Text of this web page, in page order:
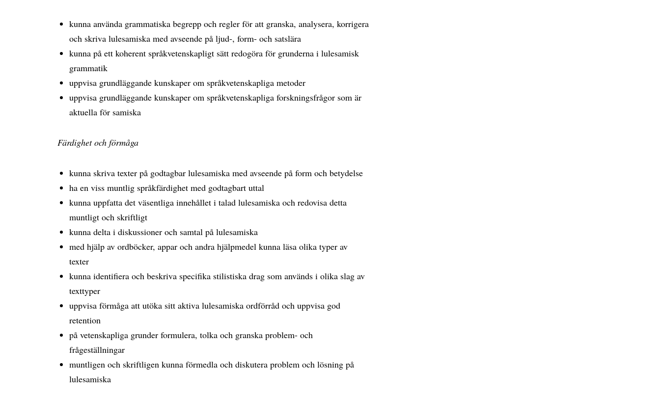
kunna använda grammatiska begrepp och regler för att granska, analysera, korrigera
och skriva lulesamiska med avseende på ljud-, form- och satslära
kunna på ett koherent språkvetenskapligt sätt redogöra för grunderna i lulesamisk
grammatik
uppvisa grundläggande kunskaper om språkvetenskapliga metoder
uppvisa grundläggande kunskaper om språkvetenskapliga forskningsfrågor som är
aktuella för samiska
Färdighet och förmåga
kunna skriva texter på godtagbar lulesamiska med avseende på form och betydelse
ha en viss muntlig språkfärdighet med godtagbart uttal
kunna uppfatta det väsentliga innehållet i talad lulesamiska och redovisa detta
muntligt och skriftligt
kunna delta i diskussioner och samtal på lulesamiska
med hjälp av ordböcker, appar och andra hjälpmedel kunna läsa olika typer av
texter
kunna identifiera och beskriva specifika stilistiska drag som används i olika slag av
texttyper
uppvisa förmåga att utöka sitt aktiva lulesamiska ordförråd och uppvisa god
retention
på vetenskapliga grunder formulera, tolka och granska problem- och
frågeställningar
muntligen och skriftligen kunna förmedla och diskutera problem och lösning på
lulesamiska